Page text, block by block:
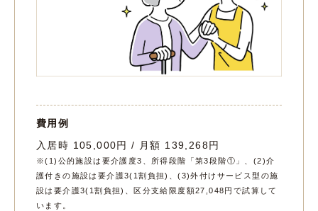
費用例
入居時 105,000円 / 月額 139,268円
※(1)公的施設は要介護度3、所得段階「第3段階①」、(2)介
護付きの施設は要介護3(1割負担)、(3)外付けサービス型の施
設は要介護3(1割負担)、区分支給限度額27,048円で試算して
います。